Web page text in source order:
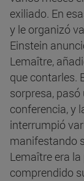
exiliado. En
y le organizó
Einstein
Lemaître,
que contarles.
sorpresa,
conferencia, y
interrumpió
manifestando
Lemaître era
comprendido